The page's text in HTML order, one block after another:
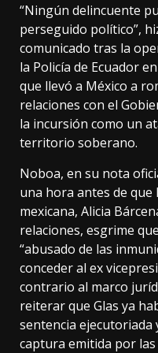
“Ningún delincuente
perseguido político”,
comunicado tras la
la Policía de Ecuador
que llevó a México a
relaciones con el
la incursión como un
territorio soberano.
Noboa, en su nota
una hora antes de
mexicana, Alicia
relaciones, esgrime
“abusado de las
conceder al ex
contrario al marco
reiterar que Glas ya
sentencia ejecutoriada
captura emitida por